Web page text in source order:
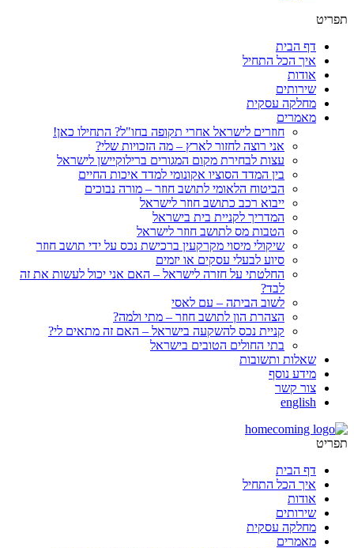
תפריט
דף הבית
איך הכל התחיל
אודות
שירותים
מחלקה עסקית
מאמרים
חוזרים לישראל אחרי תקופה בחו"ל? התחילו כאן!
אני רוצה לחזור לארץ – מה הזכויות שלי?
עצות לבחירת מקום המגורים ברילוקיישן לישראל
בין המדד הסוציו אקונומי למדד איכות החיים
הביטוח הלאומי לתושב חוזר – מורה נבוכים
ייבוא רכב כתושב חוזר לישראל
המדריך לקניית בית בישראל
הטבות מס לתושב חוזר לישראל
שיקולי מיסוי מקרקעין ברכישת נכס על ידי תושב חוזר
סיוע לבעלי עסקים או יזמים
החלטתי על חזרה לישראל – האם אני יכול לעשות את זה
לבד?
לשוב הביתה – עם לאסי
הצהרת הון לתושב חוזר – מתי ולמה?
קניית נכס להשקעה בישראל – האם זה מתאים לי?
בתי החולים הטובים בישראל
שאלות ותשובות
מידע נוסף
צור קשר
english
תפריט
דף הבית
איך הכל התחיל
אודות
שירותים
מחלקה עסקית
מאמרים